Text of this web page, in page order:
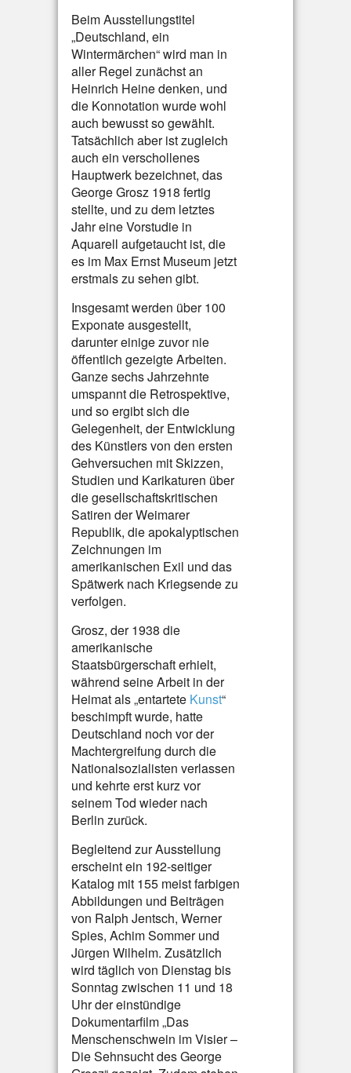
Beim Ausstellungstitel
„Deutschland, ein
Wintermärchen“ wird man in
aller Regel zunächst an
Heinrich Heine denken, und
die Konnotation wurde wohl
auch bewusst so gewählt.
Tatsächlich aber ist zugleich
auch ein verschollenes
Hauptwerk bezeichnet, das
George Grosz 1918 fertig
stellte, und zu dem letztes
Jahr eine Vorstudie in
Aquarell aufgetaucht ist, die
es im Max Ernst Museum jetzt
erstmals zu sehen gibt.
Insgesamt werden über 100
Exponate ausgestellt,
darunter einige zuvor nie
öffentlich gezeigte Arbeiten.
Ganze sechs Jahrzehnte
umspannt die Retrospektive,
und so ergibt sich die
Gelegenheit, der Entwicklung
des Künstlers von den ersten
Gehversuchen mit Skizzen,
Studien und Karikaturen über
die gesellschaftskritischen
Satiren der Weimarer
Republik, die apokalyptischen
Zeichnungen im
amerikanischen Exil und das
Spätwerk nach Kriegsende zu
verfolgen.
Grosz, der 1938 die
amerikanische
Staatsbürgerschaft erhielt,
während seine Arbeit in der
Heimat als „entartete Kunst“
beschimpft wurde, hatte
Deutschland noch vor der
Machtergreifung durch die
Nationalsozialisten verlassen
und kehrte erst kurz vor
seinem Tod wieder nach
Berlin zurück.
Begleitend zur Ausstellung
erscheint ein 192-seitiger
Katalog mit 155 meist farbigen
Abbildungen und Beiträgen
von Ralph Jentsch, Werner
Spies, Achim Sommer und
Jürgen Wilhelm. Zusätzlich
wird täglich von Dienstag bis
Sonntag zwischen 11 und 18
Uhr der einstündige
Dokumentarfilm „Das
Menschenschwein im Visier –
Die Sehnsucht des George